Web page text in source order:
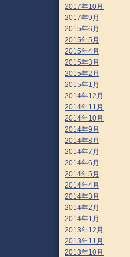
2017年10月
2017年9月
2015年6月
2015年5月
2015年4月
2015年3月
2015年2月
2015年1月
2014年12月
2014年11月
2014年10月
2014年9月
2014年8月
2014年7月
2014年6月
2014年5月
2014年4月
2014年3月
2014年2月
2014年1月
2013年12月
2013年11月
2013年10月